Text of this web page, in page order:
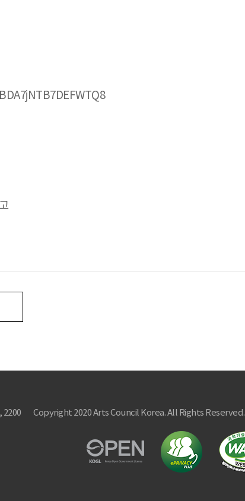
2200 Copyright 2020 Arts Council Korea. All Rights Reserved.